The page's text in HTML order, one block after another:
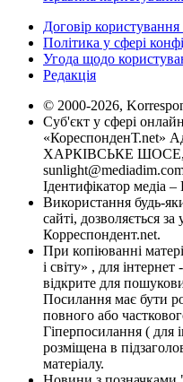
Договір
Політика у сфері
Угода щодо
Редакція
© 2000-2026,
Суб'єкт у сфері
«КореспонденТ.net»
ХАРКІВСЬКЕ ШОСЕ,
Ідентифікатор медіа
Використання будь-
сайті, дозволяється
Корреспондент.net.
При копіюванні
і світу» , для
відкрите для
Посилання має бути
повного або
Гіперпосилання ( для
розміщена в
матеріалу.